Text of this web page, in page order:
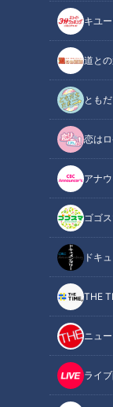
キユ
道と
とも
恋はロ
アナ
ゴゴ
ドキ
THE
ニュ
ライ
道との遭
「道との
軽トラ女子・三
トラで走行！
4日間で絶品地元
『歩道・車道バ
火曜23:56～
★見逃し配信【
https://tver.jp/
🚗「歩道・車道バ
https://hicbc.com/
この記事を見